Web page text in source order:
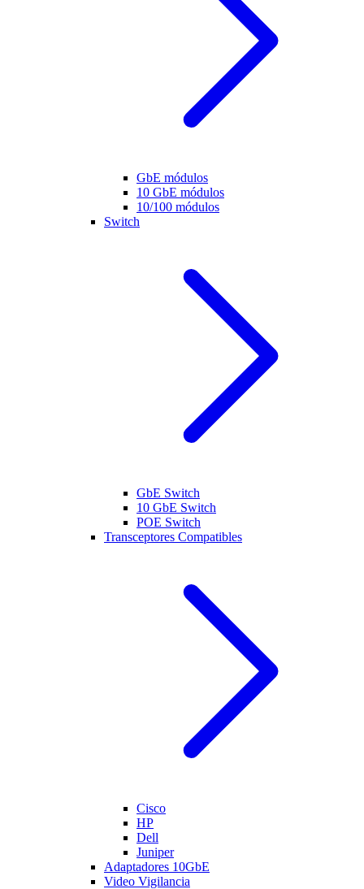
GbE módulos
10 GbE módulos
10/100 módulos
Switch
GbE Switch
10 GbE Switch
POE Switch
Transceptores Compatibles
Cisco
HP
Dell
Juniper
Adaptadores 10GbE
Video Vigilancia